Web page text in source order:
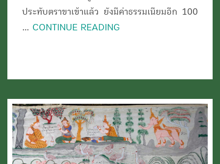
ประทับตราขาเข้าแล้ว ยังมีค่าธรรมเนียมอีก 100
… CONTINUE READING